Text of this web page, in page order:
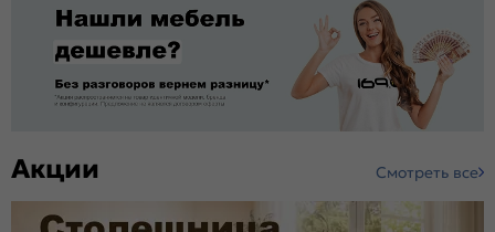
Акции Смотреть все